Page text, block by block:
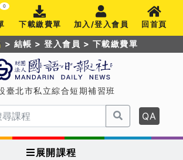
0
下載繳費單 加入/登入會員 回首頁
臺北市私立綜合短期補習班
QA
展開課程
> 結帳 > 登入會員 > 下載繳費單